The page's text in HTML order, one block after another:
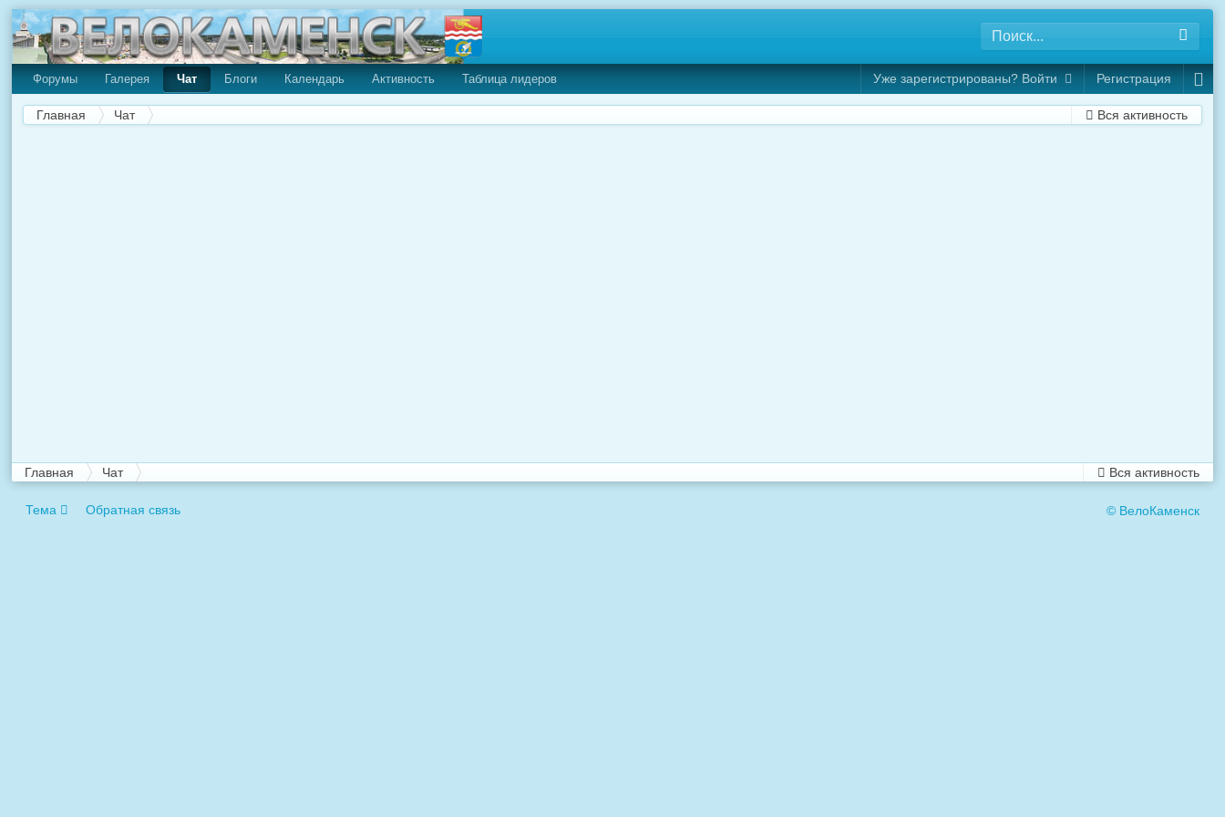
Форумы Галерея Чат Блоги Календарь Активность Таблица лидеров Уже зарегистрированы? Войти Регистрация
Вся активность
Главная Чат
Вся активность
Главная Чат
Тема Обратная связь © ВелоКаменск